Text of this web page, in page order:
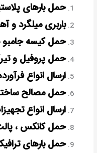
حمل بارهای
باربری میلگرد
حمل کیسه
حمل پروفیل و
ارسال انواع
حمل مصالح
ارسال انواع
حمل کانکس ،
حمل بارهای